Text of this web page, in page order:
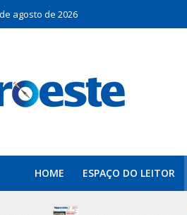
agosto de 2026
HOME ESPAÇO DO LEITOR